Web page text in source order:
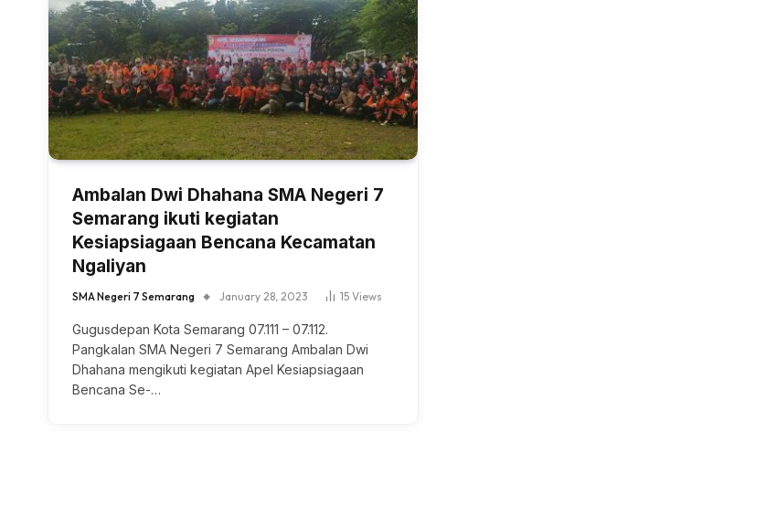
Ambalan Dwi Dhahana SMA Negeri 7
Semarang ikuti kegiatan
Kesiapsiagaan Bencana Kecamatan
Ngaliyan
SMA Negeri 7 Semarang January 28, 2023 15 Views
Gugusdepan Kota Semarang 07.111 – 07.112.
Pangkalan SMA Negeri 7 Semarang Ambalan Dwi
Dhahana mengikuti kegiatan Apel Kesiapsiagaan
Bencana Se-…